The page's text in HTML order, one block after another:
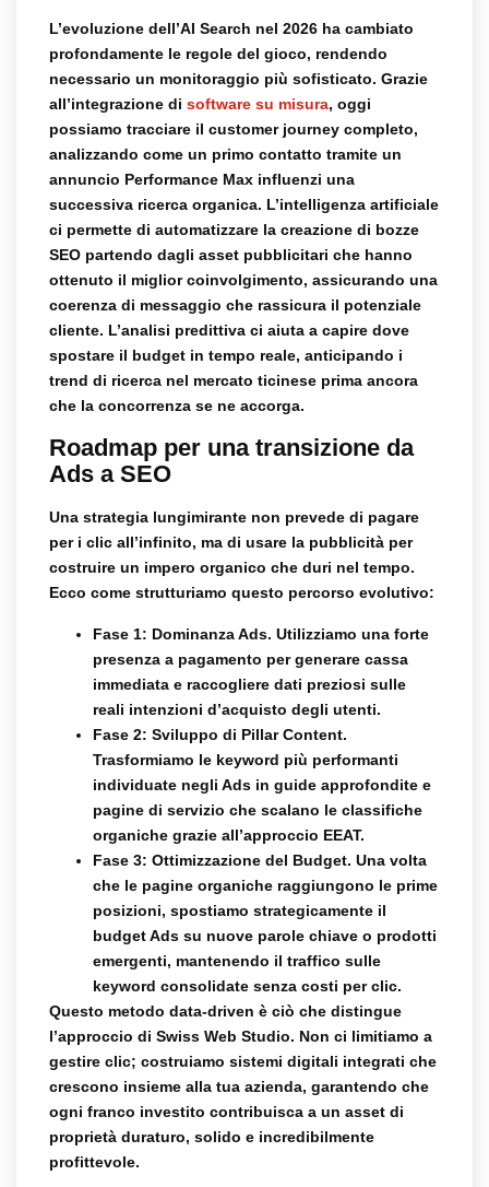
L’evoluzione dell’AI Search nel 2026 ha cambiato
profondamente le regole del gioco, rendendo
necessario un monitoraggio più sofisticato. Grazie
all’integrazione di software su misura, oggi
possiamo tracciare il customer journey completo,
analizzando come un primo contatto tramite un
annuncio Performance Max influenzi una
successiva ricerca organica. L’intelligenza artificiale
ci permette di automatizzare la creazione di bozze
SEO partendo dagli asset pubblicitari che hanno
ottenuto il miglior coinvolgimento, assicurando una
coerenza di messaggio che rassicura il potenziale
cliente. L’analisi predittiva ci aiuta a capire dove
spostare il budget in tempo reale, anticipando i
trend di ricerca nel mercato ticinese prima ancora
che la concorrenza se ne accorga.
Roadmap per una transizione da
Ads a SEO
Una strategia lungimirante non prevede di pagare
per i clic all’infinito, ma di usare la pubblicità per
costruire un impero organico che duri nel tempo.
Ecco come strutturiamo questo percorso evolutivo:
Fase 1: Dominanza Ads. Utilizziamo una forte
presenza a pagamento per generare cassa
immediata e raccogliere dati preziosi sulle
reali intenzioni d’acquisto degli utenti.
Fase 2: Sviluppo di Pillar Content.
Trasformiamo le keyword più performanti
individuate negli Ads in guide approfondite e
pagine di servizio che scalano le classifiche
organiche grazie all’approccio EEAT.
Fase 3: Ottimizzazione del Budget. Una volta
che le pagine organiche raggiungono le prime
posizioni, spostiamo strategicamente il
budget Ads su nuove parole chiave o prodotti
emergenti, mantenendo il traffico sulle
keyword consolidate senza costi per clic.
Questo metodo data-driven è ciò che distingue
l’approccio di Swiss Web Studio. Non ci limitiamo a
gestire clic; costruiamo sistemi digitali integrati che
crescono insieme alla tua azienda, garantendo che
ogni franco investito contribuisca a un asset di
proprietà duraturo, solido e incredibilmente
profittevole.